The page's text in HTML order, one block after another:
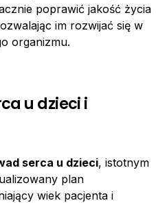
poprawić jakość życia
im rozwijać się w
organizmu.
u dzieci i
serca u dzieci, istotnym
plan
wiek pacjenta i